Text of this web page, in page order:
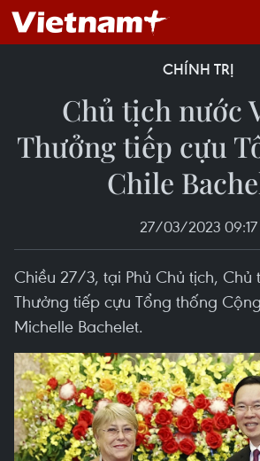
CHÍNH TRỊ
Chủ tịch nước
Thưởng tiếp cựu
Chile
27/03/2023 09:17
Chiều 27/3, tại Phủ Chủ tịch, Chủ
Thưởng tiếp cựu Tổng thống
Michelle Bachelet.